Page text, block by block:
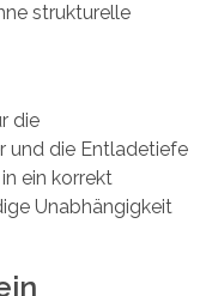
strukturelle
die
und die Entladetiefe
ein korrekt
Unabhängigkeit